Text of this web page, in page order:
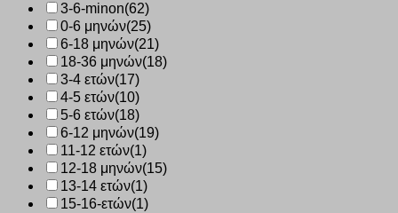
3-6-minon(62)
0-6 μηνών(25)
6-18 μηνών(21)
18-36 μηνών(18)
3-4 ετών(17)
4-5 ετών(10)
5-6 ετών(18)
6-12 μηνών(19)
11-12 ετών(1)
12-18 μηνών(15)
13-14 ετών(1)
15-16-ετών(1)